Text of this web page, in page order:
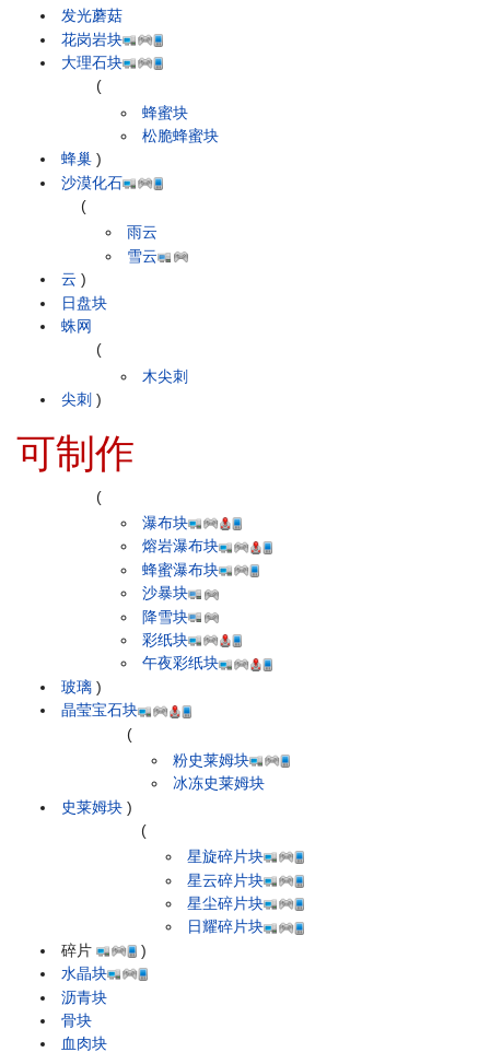
发光蘑菇
花岗岩块
大理石块
蜂巢
(
蜂蜜块
松脆蜂蜜块
)
沙漠化石
云
(
雨云
雪云
)
日盘块
蛛网
尖刺
(
木尖刺
)
可制作
玻璃
(
瀑布块
熔岩瀑布块
蜂蜜瀑布块
沙暴块
降雪块
彩纸块
午夜彩纸块
)
晶莹宝石块
史莱姆块
(
粉史莱姆块
冰冻史莱姆块
)
碎片
(
星旋碎片块
星云碎片块
星尘碎片块
日耀碎片块
)
水晶块
沥青块
骨块
血肉块